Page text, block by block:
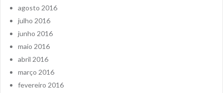
agosto 2016
julho 2016
junho 2016
maio 2016
abril 2016
março 2016
fevereiro 2016